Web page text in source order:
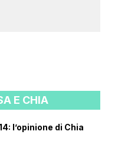
E CHIA
l’opinione di Chia